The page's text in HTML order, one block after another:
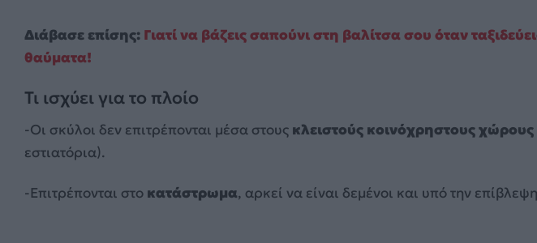
Διάβασε επίσης: Γιατί να βάζεις σαπούνι στη βαλίτσα σου όταν
θαύματα!
Τι ισχύει για το πλοίο
-Οι σκύλοι δεν επιτρέπονται μέσα στους κλειστούς κοινόχρηστους χώρους
εστιατόρια).
-Επιτρέπονται στο κατάστρωμα, αρκεί να είναι δεμένοι και υπό την